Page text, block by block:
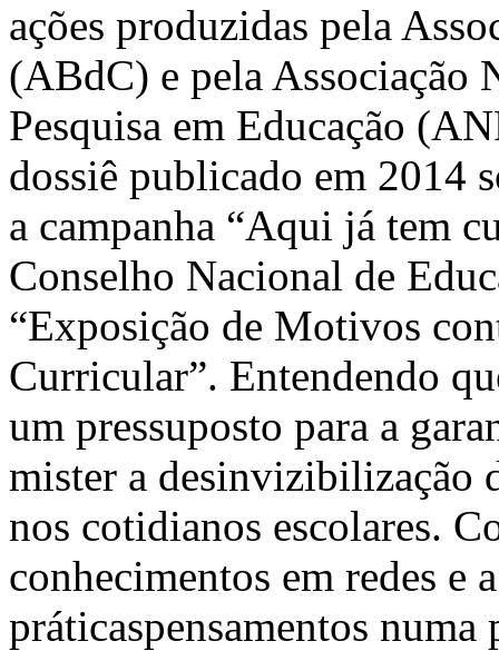
ações produzidas pela
(ABdC) e pela Associação
Pesquisa em Educação
dossiê publicado em 2014
a campanha “Aqui já tem
Conselho Nacional de
“Exposição de Motivos
Curricular”. Entendendo
um pressuposto para a
mister a desinvizibilização
nos cotidianos escolares.
conhecimentos em redes e
práticaspensamentos